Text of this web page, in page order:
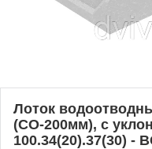
Лоток
(СО-200мм), с
100.34(20).37(30) -